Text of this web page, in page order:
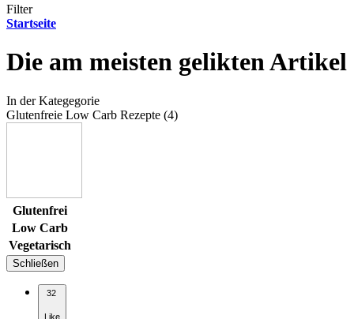
Filter
Startseite
Die am meisten gelikten Artikel
In der Kategegorie
Glutenfreie Low Carb Rezepte (4)
Glutenfrei
Low Carb
Vegetarisch
Schließen
32
Like